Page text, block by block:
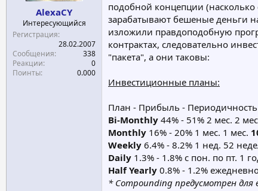
AlexaCY
Интересующийся
Регистрация
28.02.2007
Сообщения
338
Реакции
0
Поинты
0.000
подобной концепции (насколько
зарабатывают бешеные деньги
изложили правдоподобную
контрактах, следовательно
"пакета", а они таковы:
Инвестиционные планы:
План - Прибыль - Периодичность
Bi-Monthly 44% - 51% 2 мес. 2
Monthly 16% - 20% 1 мес. 1 мес.
Weekly 6.4% - 8.2% 1 нед. 52
Daily 1.3% - 1.8% с пон. по пт. 1
Half Yearly 0.8% - 1.2%
* Compounding предусмотрен для